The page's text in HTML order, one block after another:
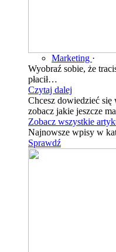
Marketing ·
Wyobraź sobie, że
płacił…
Czytaj dalej
Chcesz dowiedzieć się
zobacz jakie jeszcze
Zobacz wszystkie
Najnowsze wpisy w
Sprawdź